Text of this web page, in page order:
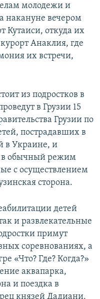
молодежи и
накануне вечером
Кутаиси, откуда их
Анаклия, где
их встречи,
из подростков в
в Грузии 15
Грузии по
пострадавших в
в Украине, и
в обычный режим
с осуществлением
сторона.
детей
и развлекательные
примут
соревнованиях, а
«Что? Где? Когда?»
аквапарка,
и поездка в
князей Дадиани.